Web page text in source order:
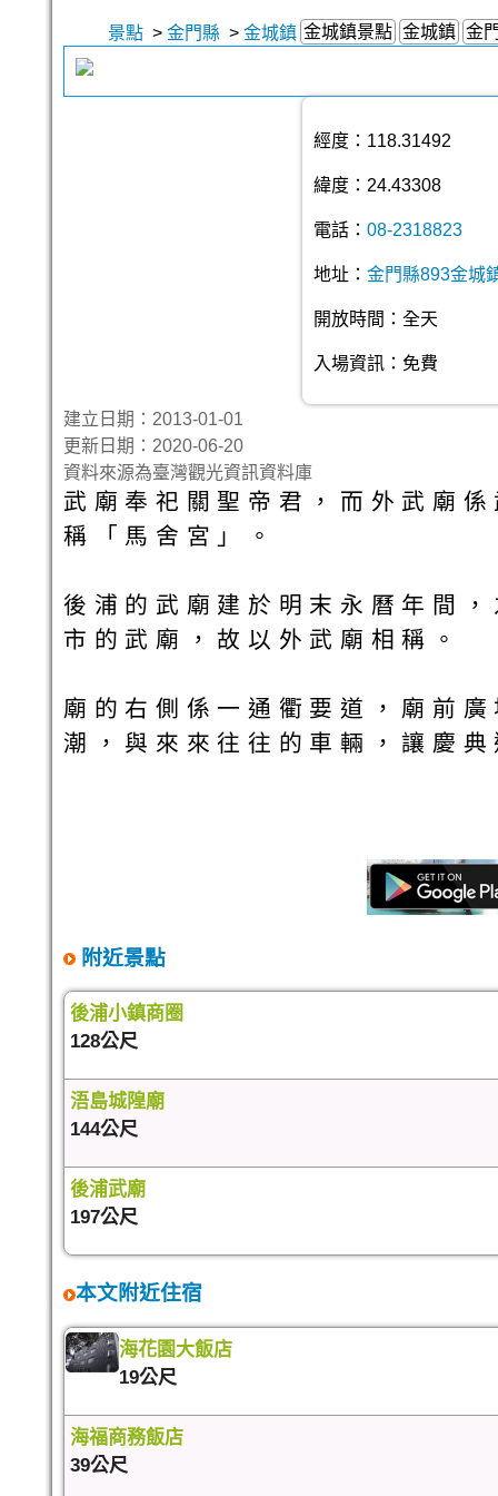
景點 > 金門縣 > 金城鎮 金城鎮景點 金城鎮 金
經度：118.31492
緯度：24.43308
電話： 08-2318823
地址： 金門縣893金城
開放時間：全天
入場資訊：免費
建立日期：2013-01-01
更新日期：2020-06-20
資料來源為臺灣觀光資訊資料庫
武廟奉祀關聖帝君，而外武廟
稱「馬舍宮」。
後浦的武廟建於明末永曆年間
市的武廟，故以外武廟相稱。
廟的右側係一通衢要道，廟前
潮，與來來往往的車輛，讓慶
附近景點
後浦小鎮商圈
128公尺
浯島城隍廟
144公尺
後浦武廟
197公尺
本文附近住宿
海花園大飯店
19公尺
海福商務飯店
39公尺